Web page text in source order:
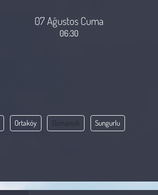
07 Ağustos Cuma
06:30
Ortaköy Osmancık Sungurlu